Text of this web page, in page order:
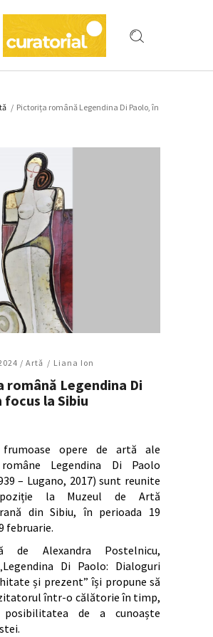
/ Pictorița română Legendina Di Paolo, în
/ Artǎ Liana Ion
Legendina Di
focus la Sibiu
opere de artă ale
Legendina Di Paolo
– Lugano, 2017) sunt reunite
la Muzeul de Artă
din Sibiu, în perioada 19
februarie.
de Alexandra Postelnicu,
Di Paolo: Dialoguri
și prezent” își propune să
într-o călătorie în timp,
posibilitatea de a cunoaște